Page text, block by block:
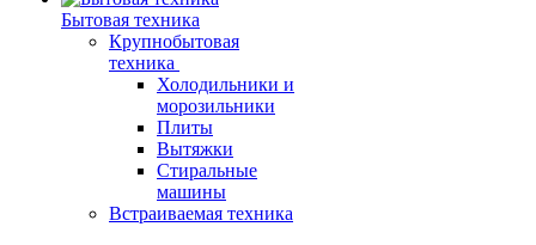
Бытовая техника
Крупнобытовая
техника
Холодильники и
морозильники
Плиты
Вытяжки
Стиральные
машины
Встраиваемая техника